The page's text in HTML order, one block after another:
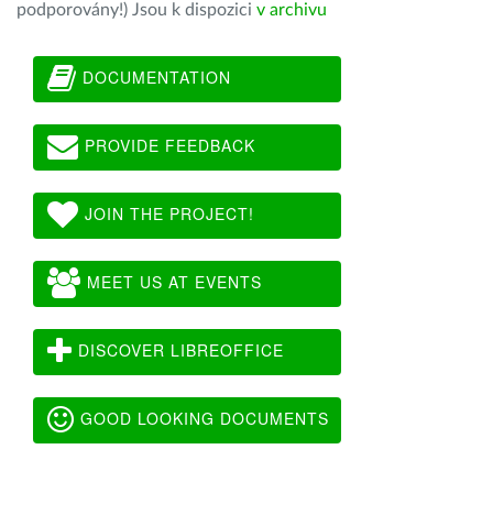
podporovány!) Jsou k dispozici v archivu
DOCUMENTATION
PROVIDE FEEDBACK
JOIN THE PROJECT!
MEET US AT EVENTS
DISCOVER LIBREOFFICE
GOOD LOOKING DOCUMENTS